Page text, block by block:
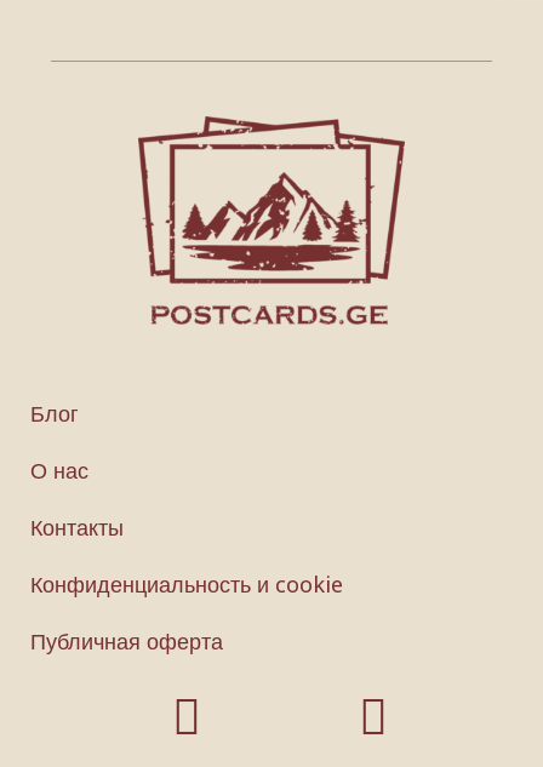
Блог
О нас
Контакты
Конфиденциальность и cookie
Публичная оферта